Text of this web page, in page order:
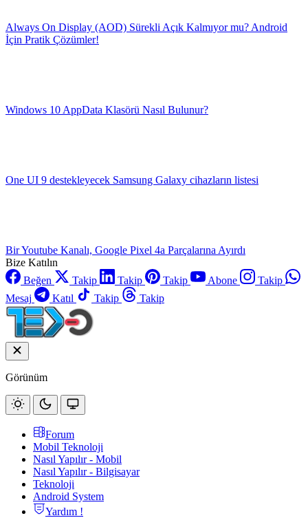
Always On Display (AOD) Sürekli Açık Kalmıyor mu? Android
İçin Pratik Çözümler!
Windows 10 AppData Klasörü Nasıl Bulunur?
One UI 9 destekleyecek Samsung Galaxy cihazların listesi
Bir Youtube Kanalı, Google Pixel 4a Parçalarına Ayırdı
Bize Katılın
Beğen
Takip Takip Takip Abone
Takip
Mesaj
Katıl Takip Takip
Görünüm
Forum
Mobil Teknoloji
Nasıl Yapılır - Mobil
Nasıl Yapılır - Bilgisayar
Teknoloji
Android System
Yardım !